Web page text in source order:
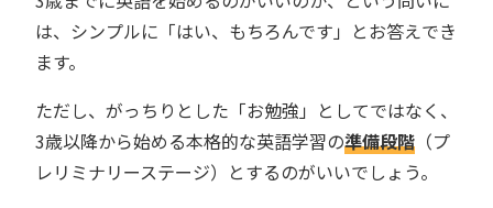
は、シンプルに「はい、もちろんです」とお答えでき
ます。
ただし、がっちりとした「お勉強」としてではなく、
3歳以降から始める本格的な英語学習の準備段階 （プ
レリミナリーステージ）とするのがいいでしょう。